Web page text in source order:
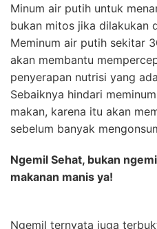
Minum air putih untuk
bukan mitos jika dilakukan
Meminum air putih sekitar
akan membantu
penyerapan nutrisi yang
Sebaiknya hindari
makan, karena itu akan
sebelum banyak
Ngemil Sehat, bukan
makanan manis ya!
Ngemil ternyata juga